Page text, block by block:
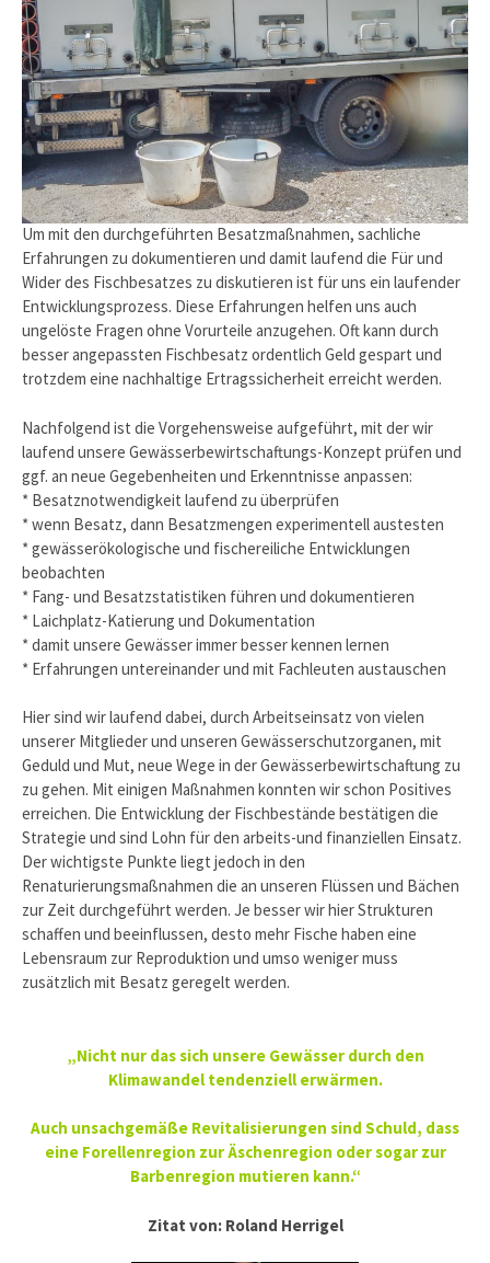
Um mit den durchgeführten Besatzmaßnahmen, sachliche
Erfahrungen zu dokumentieren und damit laufend die Für und
Wider des Fischbesatzes zu diskutieren ist für uns ein laufender
Entwicklungsprozess. Diese Erfahrungen helfen uns auch
ungelöste Fragen ohne Vorurteile anzugehen. Oft kann durch
besser angepassten Fischbesatz ordentlich Geld gespart und
trotzdem eine nachhaltige Ertragssicherheit erreicht werden.
Nachfolgend ist die Vorgehensweise aufgeführt, mit der wir
laufend unsere Gewässerbewirtschaftungs-Konzept prüfen und
ggf. an neue Gegebenheiten und Erkenntnisse anpassen:
* Besatznotwendigkeit laufend zu überprüfen
* wenn Besatz, dann Besatzmengen experimentell austesten
* gewässerökologische und fischereiliche Entwicklungen
beobachten
* Fang- und Besatzstatistiken führen und dokumentieren
* Laichplatz-Katierung und Dokumentation
* damit unsere Gewässer immer besser kennen lernen
* Erfahrungen untereinander und mit Fachleuten austauschen
Hier sind wir laufend dabei, durch Arbeitseinsatz von vielen
unserer Mitglieder und unseren Gewässerschutzorganen, mit
Geduld und Mut, neue Wege in der Gewässerbewirtschaftung zu
zu gehen. Mit einigen Maßnahmen konnten wir schon Positives
erreichen. Die Entwicklung der Fischbestände bestätigen die
Strategie und sind Lohn für den arbeits-und finanziellen Einsatz.
Der wichtigste Punkte liegt jedoch in den
Renaturierungsmaßnahmen die an unseren Flüssen und Bächen
zur Zeit durchgeführt werden. Je besser wir hier Strukturen
schaffen und beeinflussen, desto mehr Fische haben eine
Lebensraum zur Reproduktion und umso weniger muss
zusätzlich mit Besatz geregelt werden.
„Nicht nur das sich unsere Gewässer durch den
Klimawandel tendenziell erwärmen.
Auch unsachgemäße Revitalisierungen sind Schuld, dass
eine Forellenregion zur Äschenregion oder sogar zur
Barbenregion mutieren kann.“
Zitat von: Roland Herrigel